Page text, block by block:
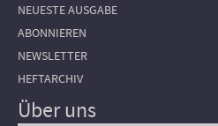
NEUESTE AUSGABE
ABONNIEREN
NEWSLETTER
HEFTARCHIV
Über uns